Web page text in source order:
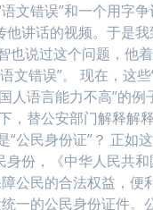
文错误”和一个用字
讲话的视频。于是
说过这个问题，他
文错误”。 现在，这
人语言能力不高”的例
，替公安部门解释解
“公民身份证”？ 正如
份，《中华人民共
公民的合法权益，便
一的公民身份证件。